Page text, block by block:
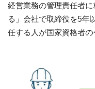
経営業務の管理責任者
る」会社で取締役を5年
任する人が国家資格者の